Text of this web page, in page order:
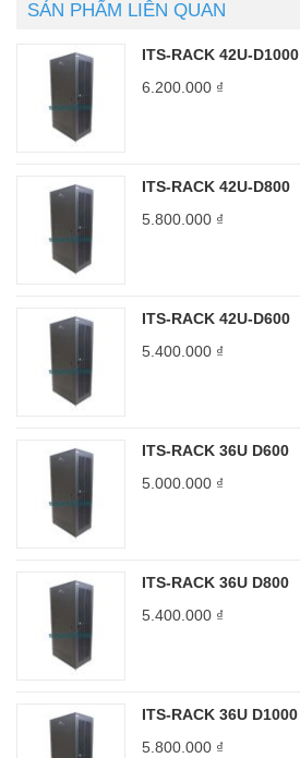
SẢN PHẨM LIÊN QUAN
ITS-RACK 42U-D1000
6.200.000 ₫
ITS-RACK 42U-D800
5.800.000 ₫
ITS-RACK 42U-D600
5.400.000 ₫
ITS-RACK 36U D600
5.000.000 ₫
ITS-RACK 36U D800
5.400.000 ₫
ITS-RACK 36U D1000
5.800.000 ₫